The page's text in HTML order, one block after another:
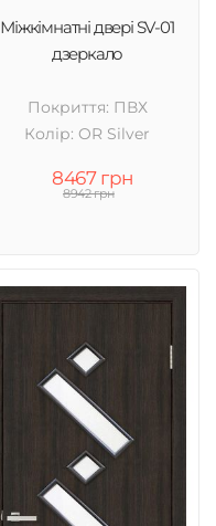
Міжкімнатні двері SV-01
дзеркало
Покриття: ПВХ
Колір: OR Silver
8467 грн
8942 грн